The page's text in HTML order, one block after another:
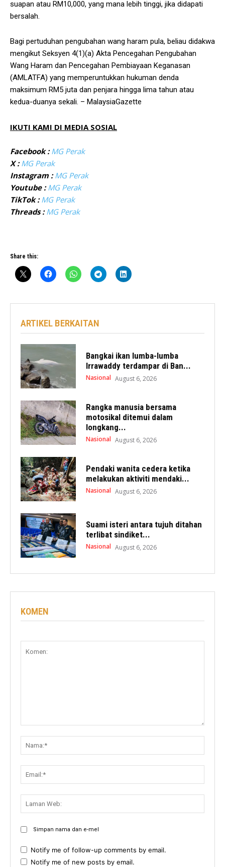
suapan atau RM10,000, yang mana lebih tinggi, jika didapati
bersalah.
Bagi pertuduhan pengubahan wang haram pula, beliau didakwa
mengikut Seksyen 4(1)(a) Akta Pencegahan Pengubahan
Wang Haram dan Pencegahan Pembiayaan Keganasan
(AMLATFA) yang memperuntukkan hukuman denda
maksimum RM5 juta dan penjara hingga lima tahun atau
kedua-duanya sekali. – MalaysiaGazette
IKUTI KAMI DI MEDIA SOSIAL
Facebook : MG Perak
X : MG Perak
Instagram : MG Perak
Youtube : MG Perak
TikTok : MG Perak
Threads : MG Perak
Share this:
ARTIKEL BERKAITAN
Bangkai ikan lumba-lumba
Irrawaddy terdampar di Ban...
Nasional August 6, 2026
Rangka manusia bersama
motosikal ditemui dalam
longkang...
Nasional August 6, 2026
Pendaki wanita cedera ketika
melakukan aktiviti mendaki...
Nasional August 6, 2026
Suami isteri antara tujuh ditahan
terlibat sindiket...
Nasional August 6, 2026
KOMEN
Simpan nama dan e-mel
Notify me of follow-up comments by email.
Notify me of new posts by email.